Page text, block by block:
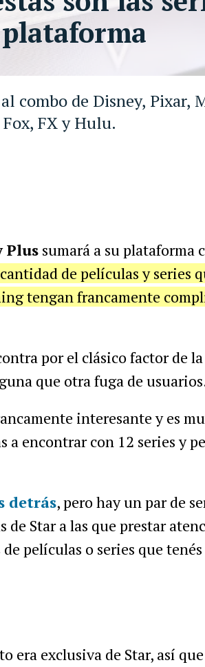
combo de Disney, Pixar,
FX y Hulu.
Plussumará a su plataforma
de películas y series
tengan francamente
por el clásico factor de la
que otra fuga de
interesante y es
a encontrar con 12 series y
detrás, pero hay un par de
Star a las que prestar
películas o series que
era exclusiva de Star, así